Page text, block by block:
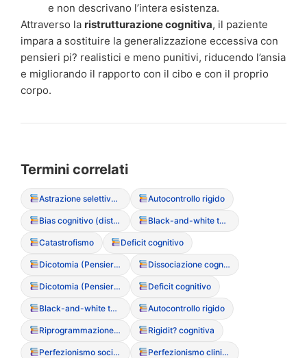
e non descrivano l’intera esistenza.
Attraverso la ristrutturazione cognitiva, il paziente
impara a sostituire la generalizzazione eccessiva con
pensieri pi? realistici e meno punitivi, riducendo l’ansia
e migliorando il rapporto con il cibo e con il proprio
corpo.
Termini correlati
Astrazione selettiva (bias cognitivo) Autocontrollo rigido
Bias cognitivo (distorsione del pensiero) Black-and-white thinking (Pensiero tutto o nulla)
Catastrofismo Deficit cognitivo
Dicotomia (Pensiero Tutto o Nulla) Dissociazione cognitiva
Dicotomia (Pensiero Tutto o Nulla) Deficit cognitivo
Black-and-white thinking (Pensiero tutto o nulla) Autocontrollo rigido
Riprogrammazione cognitiva Rigidit? cognitiva
Perfezionismo sociale Perfezionismo clinico (maladattivo)